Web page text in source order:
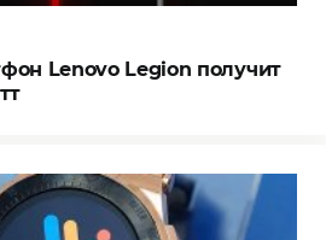
Lenovo Legion получит